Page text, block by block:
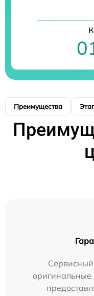
Преимущества
Сервисный
оригинальные